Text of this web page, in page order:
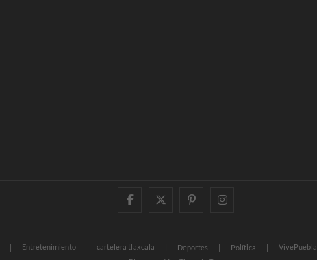
facebooktwitter
pinterestinstagram
Entretenimiento cartelera tlaxcala Deportes Política VivePuebla